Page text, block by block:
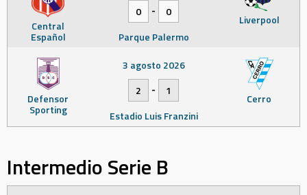
Central
Español
Liverpool
0
-
0
Parque Palermo
Defensor
Sporting
Cerro
3 agosto 2026
2
-
1
Estadio Luis Franzini
Intermedio Serie B